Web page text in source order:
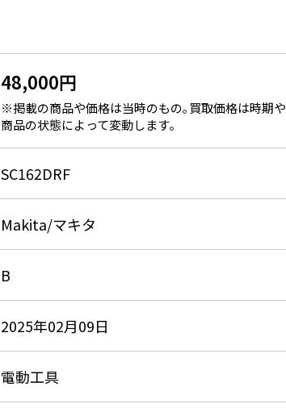
48,000円
※掲載の商品や価格は当時のもの｡買取価格は時期や
商品の状態によって変動します｡
SC162DRF
Makita/マキタ
B
2025年02月09日
電動工具